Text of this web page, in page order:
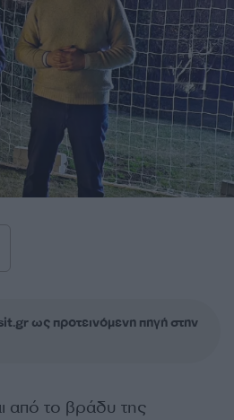
ως προτεινόμενη πηγή στην
από το βράδυ της